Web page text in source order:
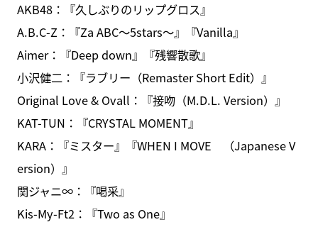
AKB48：『久しぶりのリップグロス』
A.B.C-Z：『Za ABC〜5stars〜』『Vanilla』
Aimer：『Deep down』『残響散歌』
小沢健二：『ラブリー（Remaster Short Edit）』
Original Love & Ovall：『接吻（M.D.L. Version）』
KAT-TUN：『CRYSTAL MOMENT』
KARA：『ミスター』『WHEN I MOVE （Japanese V
ersion）』
関ジャニ∞：『喝采』
Kis-My-Ft2：『Two as One』